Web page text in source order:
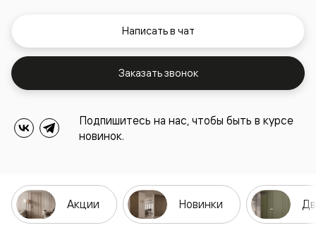
Написать в чат
Заказать звонок
Подпишитесь на нас, чтобы быть в курсе
новинок.
Акции Новинки